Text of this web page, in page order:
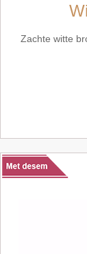
Zachte witte